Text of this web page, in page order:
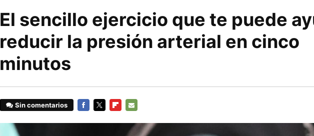
El sencillo ejercicio que te puede
reducir la presión arterial en cinco
minutos
Sin comentarios
MAIL